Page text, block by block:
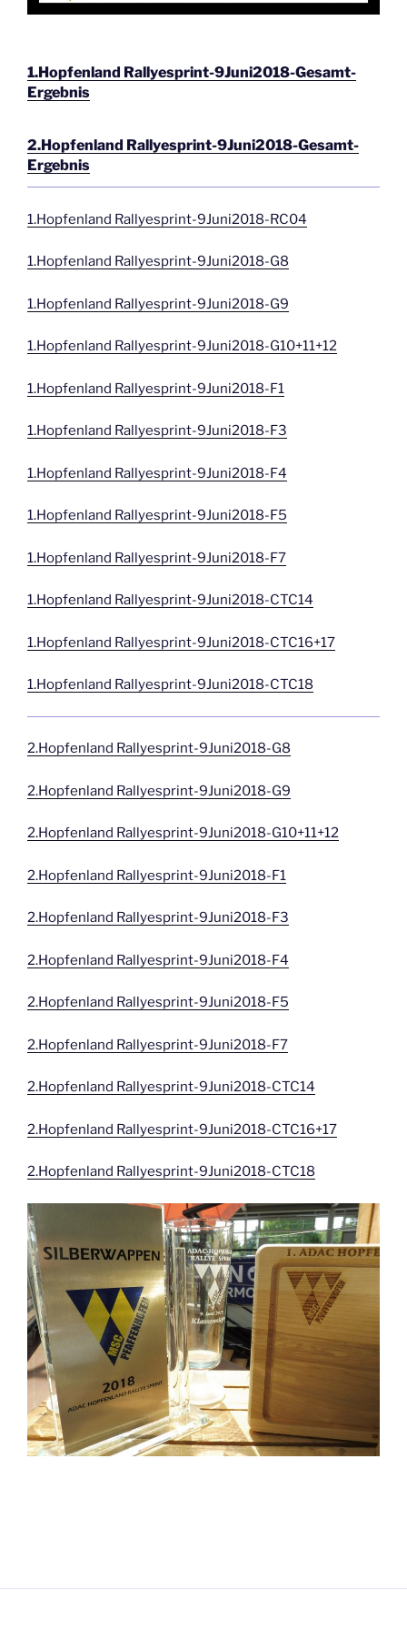
1.Hopfenland Rallyesprint-9Juni2018-Gesamt-
Ergebnis
2.Hopfenland Rallyesprint-9Juni2018-Gesamt-
Ergebnis
1.Hopfenland Rallyesprint-9Juni2018-RC04
1.Hopfenland Rallyesprint-9Juni2018-G8
1.Hopfenland Rallyesprint-9Juni2018-G9
1.Hopfenland Rallyesprint-9Juni2018-G10+11+12
1.Hopfenland Rallyesprint-9Juni2018-F1
1.Hopfenland Rallyesprint-9Juni2018-F3
1.Hopfenland Rallyesprint-9Juni2018-F4
1.Hopfenland Rallyesprint-9Juni2018-F5
1.Hopfenland Rallyesprint-9Juni2018-F7
1.Hopfenland Rallyesprint-9Juni2018-CTC14
1.Hopfenland Rallyesprint-9Juni2018-CTC16+17
1.Hopfenland Rallyesprint-9Juni2018-CTC18
2.Hopfenland Rallyesprint-9Juni2018-G8
2.Hopfenland Rallyesprint-9Juni2018-G9
2.Hopfenland Rallyesprint-9Juni2018-G10+11+12
2.Hopfenland Rallyesprint-9Juni2018-F1
2.Hopfenland Rallyesprint-9Juni2018-F3
2.Hopfenland Rallyesprint-9Juni2018-F4
2.Hopfenland Rallyesprint-9Juni2018-F5
2.Hopfenland Rallyesprint-9Juni2018-F7
2.Hopfenland Rallyesprint-9Juni2018-CTC14
2.Hopfenland Rallyesprint-9Juni2018-CTC16+17
2.Hopfenland Rallyesprint-9Juni2018-CTC18